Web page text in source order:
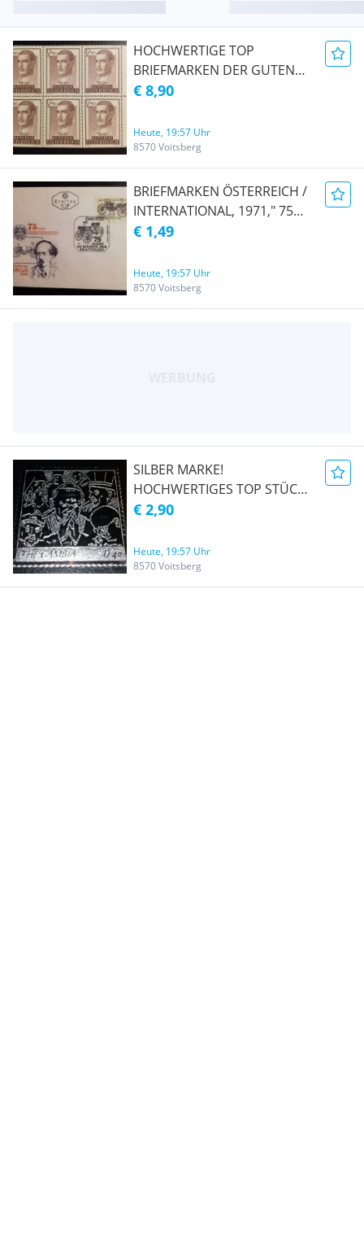
HOCHWERTIGE TOP
BRIEFMARKEN DER GUTEN
50'ER, ÖSTERREICH , 1957 "
JAUREGG" , BEREITS 67 JAHRE
ALT, IN DIESER VARIANTE MIT
6 STÜCK IM BOGENTEIL, VOM
RECHTEN BOGENRAND, MIT
RANDTEILEN, TOP
POSTFRISCH * *
€ 8,90
Heute, 19:57 Uhr
8570 Voitsberg
BRIEFMARKEN ÖSTERREICH /
INTERNATIONAL, 1971," 75
JAHRE ÖAMTC, AUF E BRIEF,
WIEN ", BEREITS 53 JAHRE
ALT, TOP SAMMLERSTÜCK
€ 1,49
Heute, 19:57 Uhr
8570 Voitsberg
SILBER MARKE!
HOCHWERTIGES TOP STÜCK /
INTERNATIONAL / AFRIKA /
II, UMGEBEN VON BETENDEN
" BEREITS 17 JAHRE ALT, TOP
POSTFRISCH * *, SELTENES
€ 2,90
Heute, 19:57 Uhr
8570 Voitsberg